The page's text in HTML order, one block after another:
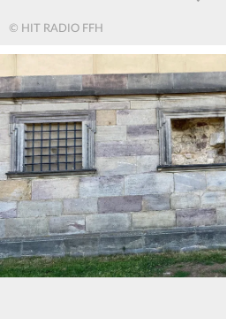
© HIT RADIO FFH